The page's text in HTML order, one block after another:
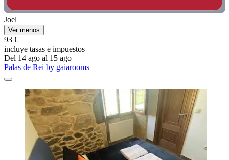
Joel
Ver menos
93 €
incluye tasas e impuestos
Del 14 ago al 15 ago
Palas de Rei by gaiarooms